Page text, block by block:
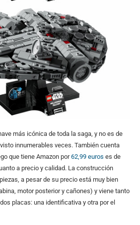
más icónica de toda la saga, y no es de
innumerables veces. También cuenta
que tiene Amazon por62,99 euros es de
a precio y calidad. La construcción
a pesar de su precio está muy bien
motor posterior y cañones) y viene tanto
placas: una identificativa y otra por el